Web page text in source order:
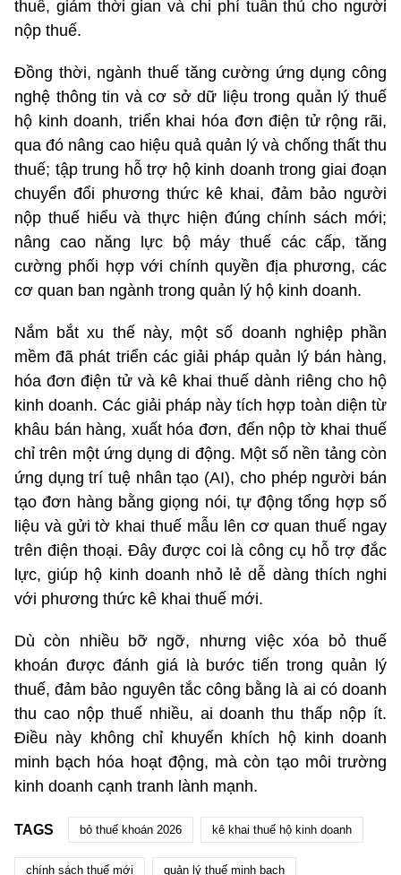
thuế, giảm thời gian và chi phí tuân thủ cho người
nộp thuế.
Đồng thời, ngành thuế tăng cường ứng dụng công
nghệ thông tin và cơ sở dữ liệu trong quản lý thuế
hộ kinh doanh, triển khai hóa đơn điện tử rộng rãi,
qua đó nâng cao hiệu quả quản lý và chống thất thu
thuế; tập trung hỗ trợ hộ kinh doanh trong giai đoạn
chuyển đổi phương thức kê khai, đảm bảo người
nộp thuế hiểu và thực hiện đúng chính sách mới;
nâng cao năng lực bộ máy thuế các cấp, tăng
cường phối hợp với chính quyền địa phương, các
cơ quan ban ngành trong quản lý hộ kinh doanh.
Nắm bắt xu thế này, một số doanh nghiệp phần
mềm đã phát triển các giải pháp quản lý bán hàng,
hóa đơn điện tử và kê khai thuế dành riêng cho hộ
kinh doanh. Các giải pháp này tích hợp toàn diện từ
khâu bán hàng, xuất hóa đơn, đến nộp tờ khai thuế
chỉ trên một ứng dụng di động. Một số nền tảng còn
ứng dụng trí tuệ nhân tạo (AI), cho phép người bán
tạo đơn hàng bằng giọng nói, tự động tổng hợp số
liệu và gửi tờ khai thuế mẫu lên cơ quan thuế ngay
trên điện thoại. Đây được coi là công cụ hỗ trợ đắc
lực, giúp hộ kinh doanh nhỏ lẻ dễ dàng thích nghi
với phương thức kê khai thuế mới.
Dù còn nhiều bỡ ngỡ, nhưng việc xóa bỏ thuế
khoán được đánh giá là bước tiến trong quản lý
thuế, đảm bảo nguyên tắc công bằng là ai có doanh
thu cao nộp thuế nhiều, ai doanh thu thấp nộp ít.
Điều này không chỉ khuyến khích hộ kinh doanh
minh bạch hóa hoạt động, mà còn tạo môi trường
kinh doanh cạnh tranh lành mạnh.
TAGS bỏ thuế khoán 2026 kê khai thuế hộ kinh doanh
chính sách thuế mới quản lý thuế minh bạch